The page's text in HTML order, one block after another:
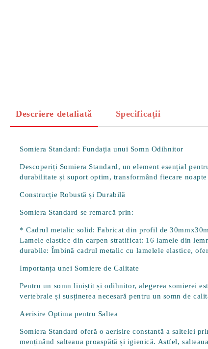
Descriere detaliată Specificații
Somiera Standard: Fundația unui Somn Odihnitor
Descoperiți Somiera Standard, un element esențial
durabilitate și suport optim, transformând fiecare
Construcție Robustă și Durabilă
Somiera Standard se remarcă prin:
*Cadrul metalic solid: Fabricat din profil de
Lamele elastice din carpen stratificat: 16 lamele din
durabile: Îmbină cadrul metalic cu lamelele elastice,
Importanța unei Somiere de Calitate
Pentru un somn liniștit și odihnitor, alegerea somierei
vertebrale și susținerea necesară pentru un somn de
Aerisire Optima pentru Saltea
Somiera Standard oferă o aerisire constantă a saltelei
menținând salteaua proaspătă și igienică. Astfel,